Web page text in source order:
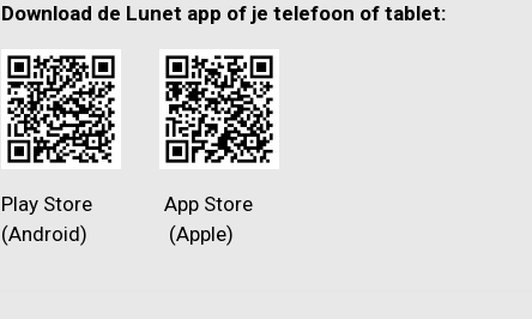
Download de Lunet app of je telefoon of tablet:
Play Store App Store
(Android) (Apple)